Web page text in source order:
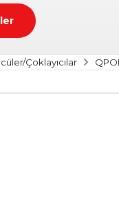
Çoklayıcılar